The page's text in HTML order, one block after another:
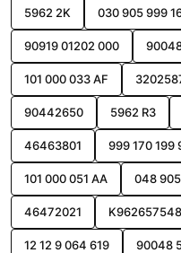
5962 2K 030 905 999
90919 01202 000
101 000 033 AF
90442650 5962 R3
46463801 999 170 199
101 000 051 AA 048
46472021
12 12 9 064 619 90048